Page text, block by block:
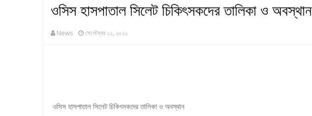
ওসিস হাসপাতাল সিলেট চিকিৎসকদের তালিকা ও অবস্থান
News সেপ্টেম্বর ১১, ২০২১
ওসিস হাসপাতাল সিলেট চিকিৎসকদের তালিকা ও অবস্থান